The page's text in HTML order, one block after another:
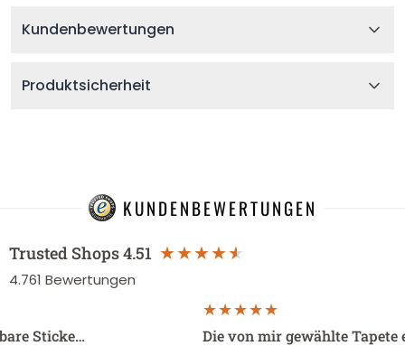
Kundenbewertungen
Produktsicherheit
KUNDENBEWERTUNGEN
Trusted Shops4.51
4.761 Bewertungen
Sticke… Die von mir gewählte